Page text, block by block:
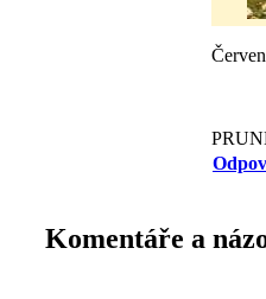
Komentáře a